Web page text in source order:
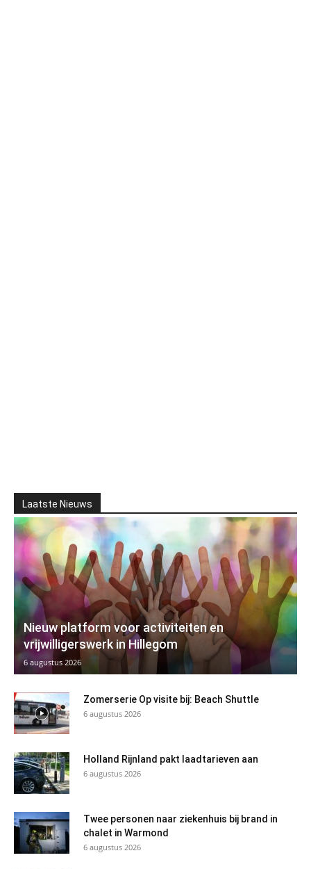
Laatste Nieuws
Nieuw platform voor activiteiten en
vrijwilligerswerk in Hillegom
6 augustus 2026
Zomerserie Op visite bij: Beach Shuttle
6 augustus 2026
Holland Rijnland pakt laadtarieven aan
6 augustus 2026
Twee personen naar ziekenhuis bij brand in
chalet in Warmond
6 augustus 2026